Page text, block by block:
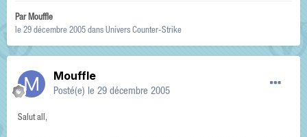
ParMouffle
le 29 décembre 2005 dans Univers Counter-Strike
Mouffle
Posté(e) le 29 décembre 2005
Salut all,